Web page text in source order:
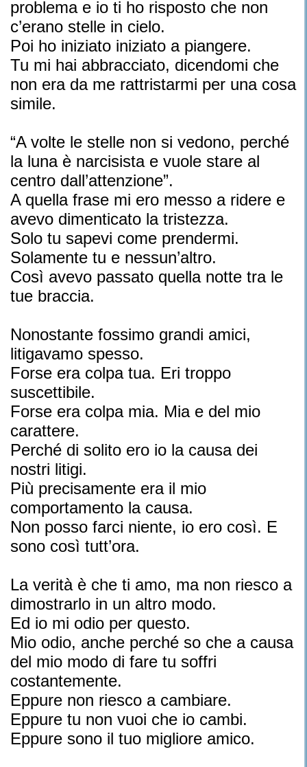
problema e io ti ho risposto che non
c’erano stelle in cielo.
Poi ho iniziato iniziato a piangere.
Tu mi hai abbracciato, dicendomi che
non era da me rattristarmi per una cosa
simile.
“A volte le stelle non si vedono, perché
la luna è narcisista e vuole stare al
centro dall’attenzione”.
A quella frase mi ero messo a ridere e
avevo dimenticato la tristezza.
Solo tu sapevi come prendermi.
Solamente tu e nessun’altro.
Così avevo passato quella notte tra le
tue braccia.
Nonostante fossimo grandi amici,
litigavamo spesso.
Forse era colpa tua. Eri troppo
suscettibile.
Forse era colpa mia. Mia e del mio
carattere.
Perché di solito ero io la causa dei
nostri litigi.
Più precisamente era il mio
comportamento la causa.
Non posso farci niente, io ero così. E
sono così tutt’ora.
La verità è che ti amo, ma non riesco a
dimostrarlo in un altro modo.
Ed io mi odio per questo.
Mio odio, anche perché so che a causa
del mio modo di fare tu soffri
costantemente.
Eppure non riesco a cambiare.
Eppure tu non vuoi che io cambi.
Eppure sono il tuo migliore amico.